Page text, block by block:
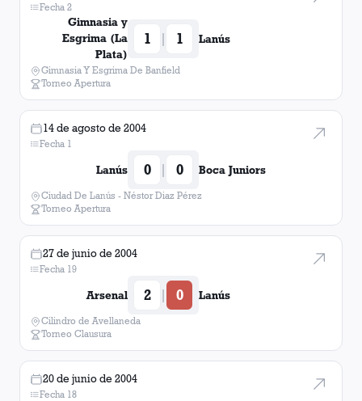
Fecha 2
Gimnasia y
Esgrima (La
Plata)
1 | 1 Lanús
Gimnasia Y Esgrima De Banfield
Torneo Apertura
14 de agosto de 2004
Fecha 1
Lanús 0 | 0 Boca Juniors
Ciudad De Lanús - Néstor Diaz Pérez
Torneo Apertura
27 de junio de 2004
Fecha 19
Arsenal 2 | 0 Lanús
Cilindro de Avellaneda
Torneo Clausura
20 de junio de 2004
Fecha 18